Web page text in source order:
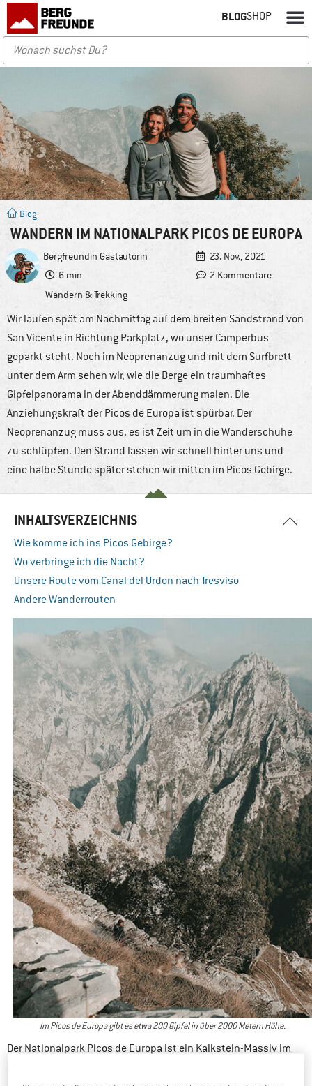
BLOGSHOP
Blog
WANDERN IM NATIONALPARK PICOS DE EUROPA
Bergfreundin Gastautorin
23. Nov., 2021
6 min
2 Kommentare
Wandern & Trekking
Wir laufen spät am Nachmittag auf dem breiten Sandstrand von
San Vicente in Richtung Parkplatz, wo unser Camperbus
geparkt steht. Noch im Neoprenanzug und mit dem Surfbrett
unter dem Arm sehen wir, wie die Berge ein traumhaftes
Gipfelpanorama in der Abenddämmerung malen. Die
Anziehungskraft der Picos de Europa ist spürbar. Der
Neoprenanzug muss aus, es ist Zeit um in die Wanderschuhe
zu schlüpfen. Den Strand lassen wir schnell hinter uns und
eine halbe Stunde später stehen wir mitten im Picos Gebirge.
INHALTSVERZEICHNIS
Wie komme ich ins Picos Gebirge?
Wo verbringe ich die Nacht?
Unsere Route vom Canal del Urdon nach Tresviso
Andere Wanderrouten
Im Picos de Europa gibt es etwa 200 Gipfel in über 2000 Metern Höhe.
Der Nationalpark Picos de Europa ist ein Kalkstein-Massiv im